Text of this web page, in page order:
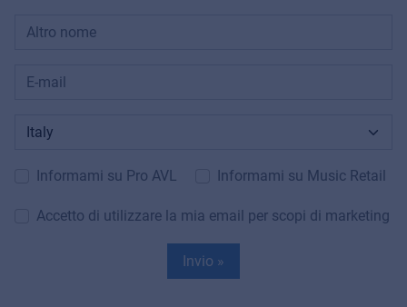
Informami su Pro AVL Informami su Music Retail
Accetto di utilizzare la mia email per scopi di marketing
Invio »